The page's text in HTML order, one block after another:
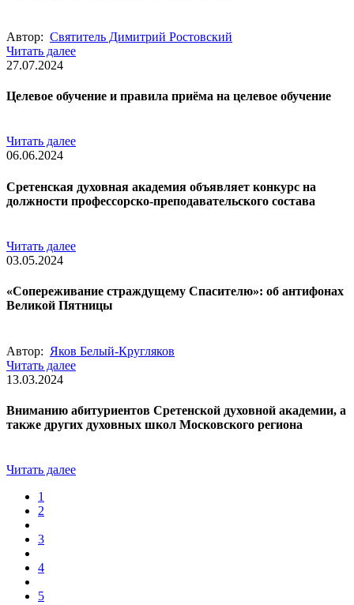
Автор: Святитель Димитрий Ростовский
Читать далее
27.07.2024
Целевое обучение и правила приёма на целевое обучение
Читать далее
06.06.2024
Сретенская духовная академия объявляет конкурс на
должности профессорско-преподавательского состава
Читать далее
03.05.2024
«Сопереживание страждущему Спасителю»: об антифонах
Великой Пятницы
Автор: Яков Белый-Кругляков
Читать далее
13.03.2024
Вниманию абитуриентов Сретенской духовной академии, а
также других духовных школ Московского региона
Читать далее
1
2
3
4
5